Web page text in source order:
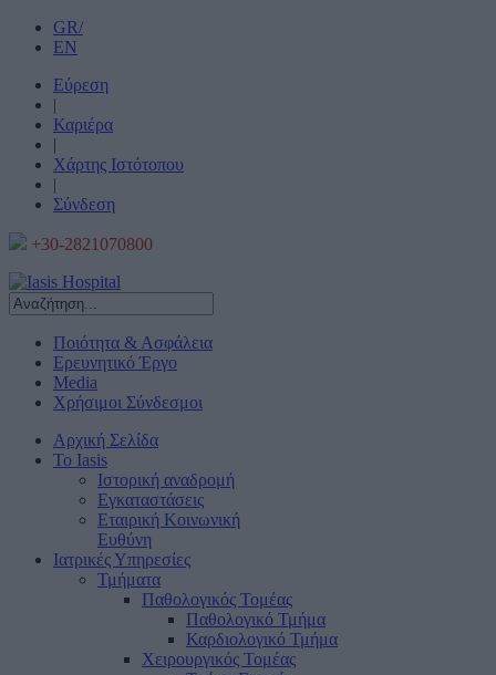
GR/
EN
Εύρεση
|
Καριέρα
|
Χάρτης Ιστότοπου
|
Σύνδεση
+30-2821070800
Ποιότητα & Ασφάλεια
Ερευνητικό Έργο
Media
Χρήσιμοι Σύνδεσμοι
Αρχική Σελίδα
Το Iasis
Ιστορική αναδρομή
Εγκαταστάσεις
Εταιρική Κοινωνική
Ευθύνη
Ιατρικές Υπηρεσίες
Τμήματα
Παθολογικός Τομέας
Παθολογικό Τμήμα
Καρδιολογικό Τμήμα
Χειρουργικός Τομέας